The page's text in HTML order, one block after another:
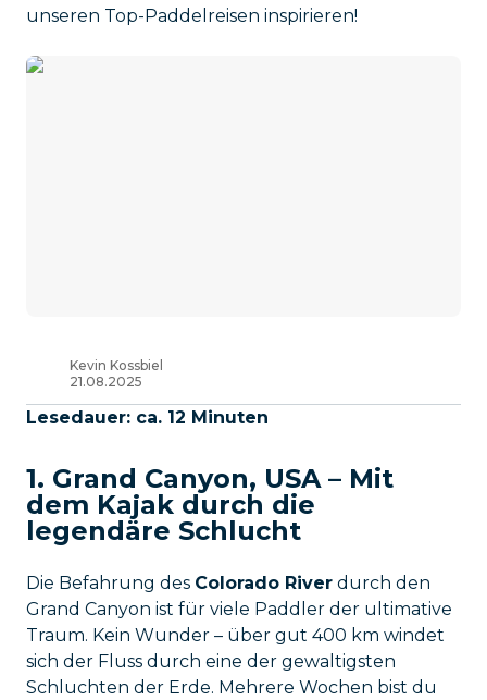
unseren Top-Paddelreisen inspirieren!
Kevin Kossbiel
21.08.2025
Lesedauer: ca. 12 Minuten
1. Grand Canyon, USA – Mit
dem Kajak durch die
legendäre Schlucht
Die Befahrung des Colorado River durch den
Grand Canyon ist für viele Paddler der ultimative
Traum. Kein Wunder – über gut 400 km windet
sich der Fluss durch eine der gewaltigsten
Schluchten der Erde. Mehrere Wochen bist du